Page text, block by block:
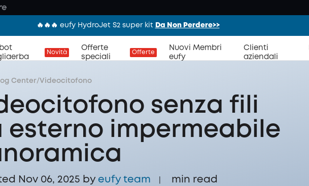
🔥🔥🔥 eufy HydroJet S2 super kit Da Non Perdere>>
Novità
Offerte
speciali
Offerte
Nuovi Membri
eufy
Clienti
aziendali
Center/Videocitofono
senza fili
esterno impermeabile
Nov 06, 2025 by eufy team min read